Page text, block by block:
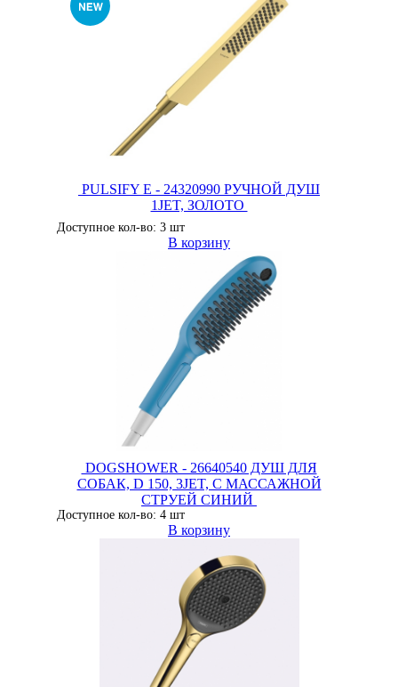
PULSIFY E - 24320990 РУЧНОЙ ДУШ
1JET, ЗОЛОТО
Доступное кол-во: 3 шт
В корзину
DOGSHOWER - 26640540 ДУШ ДЛЯ
СОБАК, D 150, 3JET, С МАССАЖНОЙ
СТРУЕЙ СИНИЙ
Доступное кол-во: 4 шт
В корзину